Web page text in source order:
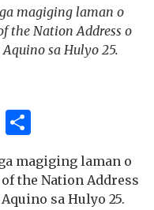
magiging laman o
the Nation Address o
sa Hulyo 25.
Copy
Link
magiging laman o
the Nation Address
sa Hulyo 25.